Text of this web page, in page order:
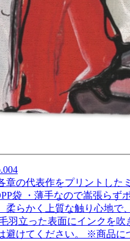
章の代表作をプリントした
袋 ・薄手なので嵩張ら
柔らかく上質な触り心地
羽立った表面にインクを
避けてください。 ※商品